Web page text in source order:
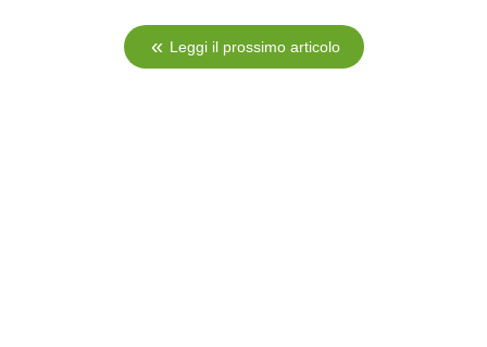
Leggi il prossimo articolo